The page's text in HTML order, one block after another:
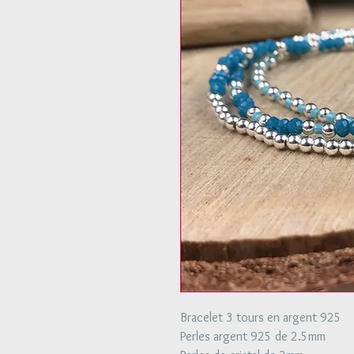
Bracelet 3 tours en argent 925
Perles argent 925 de 2.5mm